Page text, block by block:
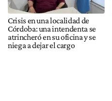
Crisis en una localidad de
Córdoba: una intendenta se
atrincheró en su oficina y se
niega a dejar el cargo